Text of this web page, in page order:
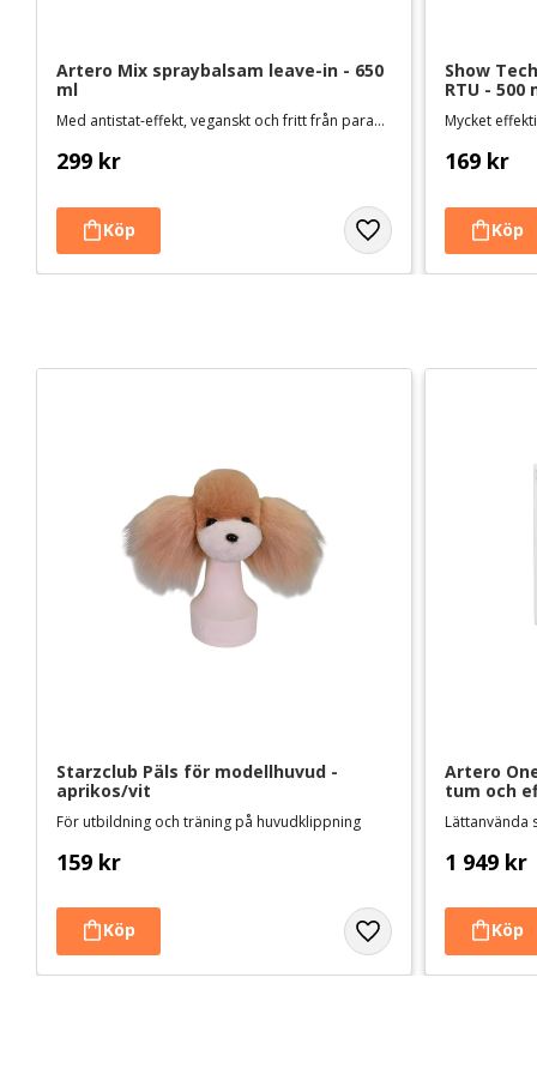
Artero Mix spraybalsam leave-in - 650
ml
Med antistat-effekt, veganskt och fritt från parabener och sulfater
299 kr
Show
RTU - 500
Mycket
169 kr
Starzclub Päls för modellhuvud -
aprikos/vit
För utbildning och träning på huvudklippning
159 kr
Artero
tum och
Lättanvända
1 949 kr